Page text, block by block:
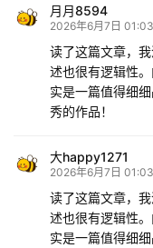
月月8594
2026年6月7日 01:03
读了这篇文章，
述也很有逻辑性
实是一篇值得细
秀的作品！
大happy1271
2026年6月7日 01:03
读了这篇文章，
述也很有逻辑性
实是一篇值得细